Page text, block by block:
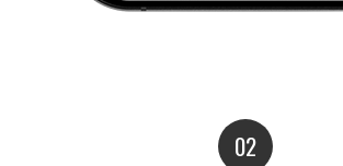
02